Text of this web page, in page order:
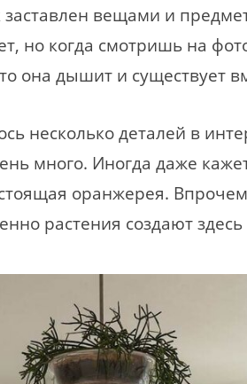
вещами и
но когда смотришь на
она дышит и существует
несколько деталей в
много. Иногда даже
оранжерея.
растения создают